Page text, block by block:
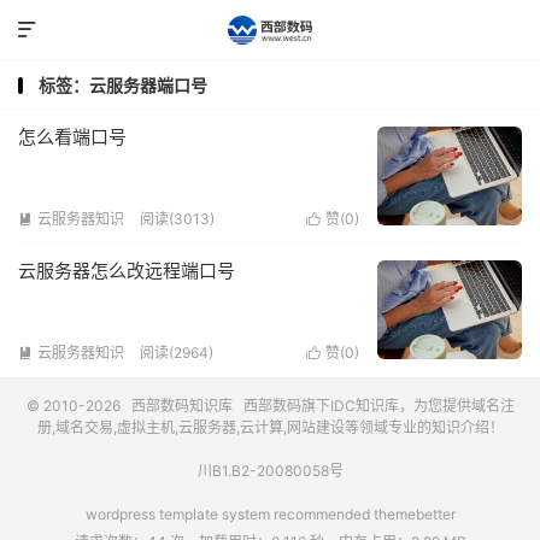

标签：云服务器端口号
怎么看端口号
 云服务器知识 阅读(3013)  赞(0)
云服务器怎么改远程端口号
 云服务器知识 阅读(2964)  赞(0)
© 2010-2026 西部数码知识库 西部数码旗下IDC知识库，为您提供域名注
册,域名交易,虚拟主机,云服务器,云计算,网站建设等领域专业的知识介绍！
川B1.B2-20080058号
wordpress template system recommended themebetter